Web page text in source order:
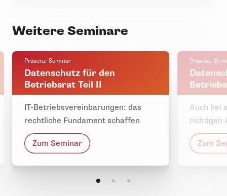
Weitere Seminare
Präsenz-Seminar
Datenschutz für den
Betriebsrat Teil II
IT-Betriebsvereinbarungen: das
rechtliche Fundament schaffen
Zum Seminar
Präsenz-
Auch bei
richtigen
Zum